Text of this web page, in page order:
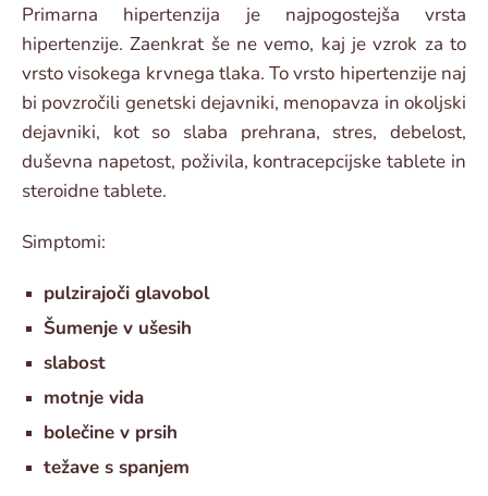
Primarna hipertenzija je najpogostejša vrsta
hipertenzije. Zaenkrat še ne vemo, kaj je vzrok za to
vrsto visokega krvnega tlaka. To vrsto hipertenzije naj
bi povzročili genetski dejavniki, menopavza in okoljski
dejavniki, kot so slaba prehrana, stres, debelost,
duševna napetost, poživila, kontracepcijske tablete in
steroidne tablete.
Simptomi:
pulzirajoči glavobol
Šumenje v ušesih
slabost
motnje vida
bolečine v prsih
težave s spanjem